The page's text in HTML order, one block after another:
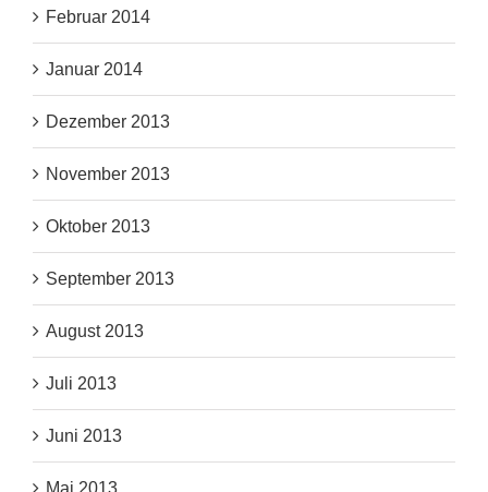
Februar 2014
Januar 2014
Dezember 2013
November 2013
Oktober 2013
September 2013
August 2013
Juli 2013
Juni 2013